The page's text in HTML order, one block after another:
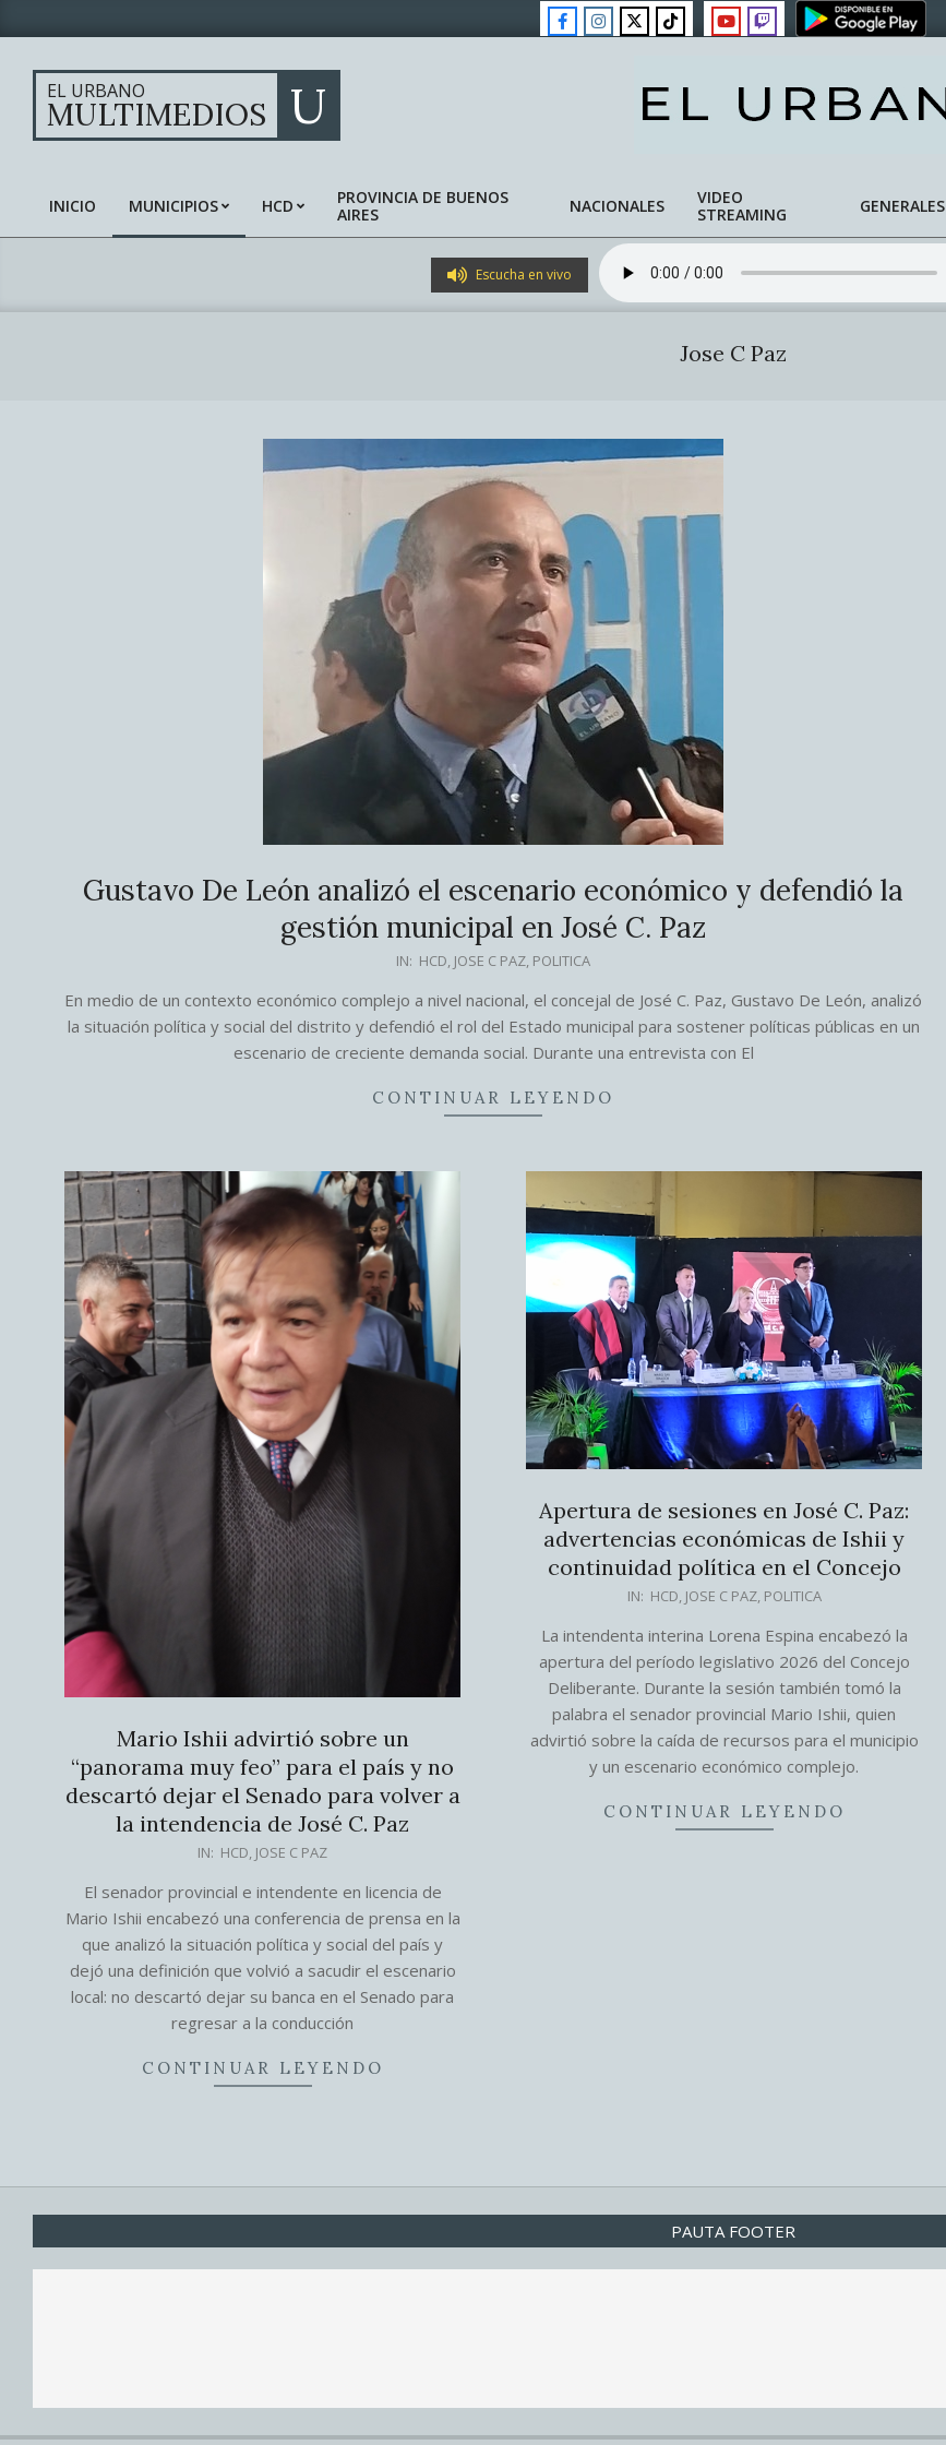
to
content
EL URBANO
MULTIMEDIOS U
Primary
Navigation
INICIO MUNICIPIOS HCD
PROVINCIA DE BUENOS
AIRES
NACIONALES
VIDEO
STREAMING
GENERALES
Escucha en vivo
Jose C Paz
Gustavo De León analizó el escenario económico y defendió la
gestión municipal en José C. Paz
06
IN: HCD, JOSE C PAZ, POLITICA
En medio de un contexto económico complejo a nivel nacional, el concejal de José C. Paz, Gustavo De León, analizó
la situación política y social del distrito y defendió el rol del Estado municipal para sostener políticas públicas en un
escenario de creciente demanda social. Durante una entrevista con El
CONTINUAR LEYENDO
Mario Ishii advirtió sobre un
“panorama muy feo” para el país y no
descartó dejar el Senado para volver a
la intendencia de José C. Paz
IN: HCD, JOSE C PAZ
El senador provincial e intendente en licencia de
Mario Ishii encabezó una conferencia de prensa en la
que analizó la situación política y social del país y
dejó una definición que volvió a sacudir el escenario
local: no descartó dejar su banca en el Senado para
regresar a la conducción
CONTINUAR LEYENDO
Apertura de sesiones en José C. Paz:
advertencias económicas de Ishii y
continuidad política en el Concejo
06
IN: HCD, JOSE C PAZ, POLITICA
La intendenta interina Lorena Espina encabezó la
apertura del período legislativo 2026 del Concejo
Deliberante. Durante la sesión también tomó la
palabra el senador provincial Mario Ishii, quien
advirtió sobre la caída de recursos para el municipio
y un escenario económico complejo.
CONTINUAR LEYENDO
PAUTA FOOTER